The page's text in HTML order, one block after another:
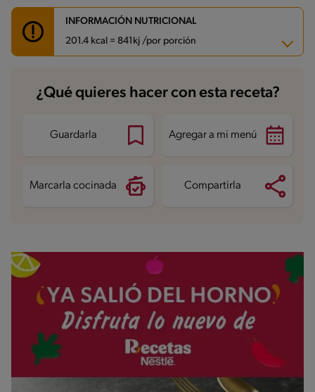
INFORMACIÓN NUTRICIONAL
201.4 kcal = 841kj /por porción
Carbohidratos 0.8 g
Energía 201.4 kcal
Proteína
Grasas saturadas 3.2 g
¿Qué quieres hacer con esta receta?
Guardarla Agregar a mi menú
Marcarla cocinada Compartirla